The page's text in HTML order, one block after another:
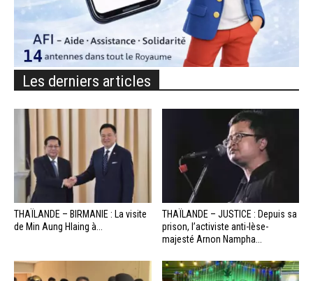
Les derniers articles
THAÏLANDE – BIRMANIE : La visite
de Min Aung Hlaing à...
THAÏLANDE – JUSTICE : Depuis sa
prison, l’activiste anti-lèse-
majesté Arnon Nampha...